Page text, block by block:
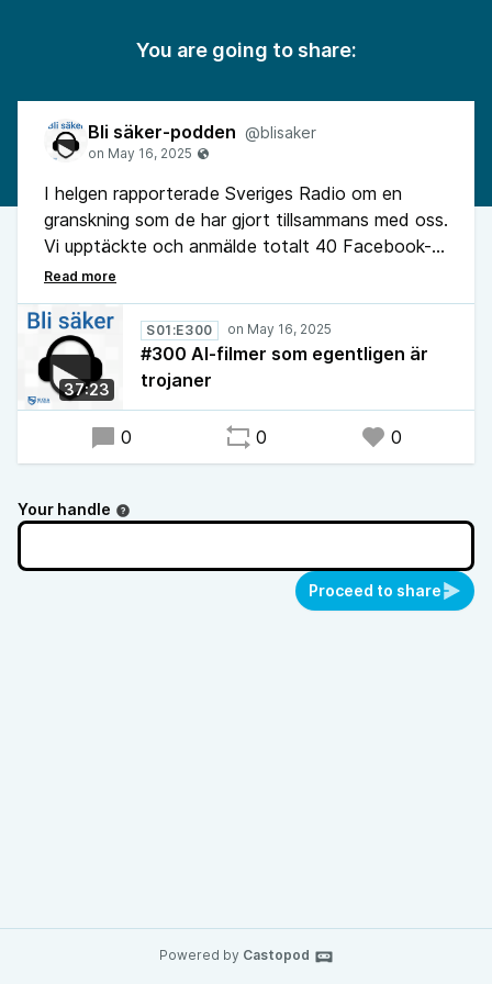
You are going to share:
Bli säker-podden @blisaker
I helgen rapporterade Sveriges Radio om en
granskning som de har gjort tillsammans med oss.
Vi upptäckte och anmälde totalt 40 Facebook-
annonser som såg ut att leda till välkända AI-
verktygs webbplatser men som i själva verket
ledde till klonade kopior. Videoklippen som dessa
bedrägliga webbplatser påstod sig generera var i
själva verket trojaner. I veckans podd följer Peter
och Nikka upp inslaget i Sveriges Radio och ger
kompletterande information om upptäckterna.
37:23
S01:E300
#300 AI-filmer som egentligen är
trojaner
0 0 0
Your handle
Proceed to share
Powered by Castopod